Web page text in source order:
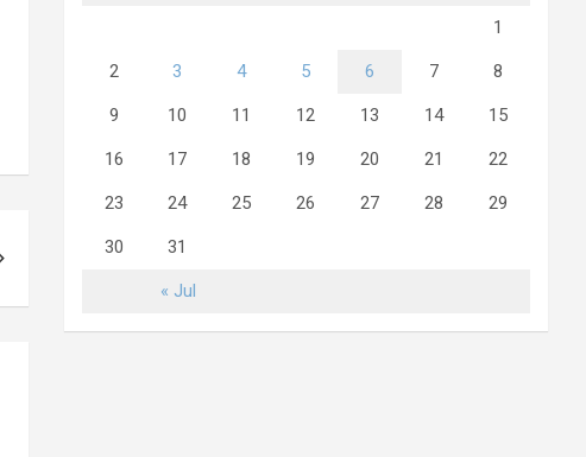
« Jul
1
2 3 4 5 6 7 8
9 10 11 12 13 14 15
16 17 18 19 20 21 22
23 24 25 26 27 28 29
30 31